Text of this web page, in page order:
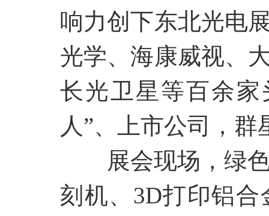
响力创下东北光电
光学、海康威视、
长光卫星等百余
人”、上市公司，
展会现场，绿
刻机、3D打印铝